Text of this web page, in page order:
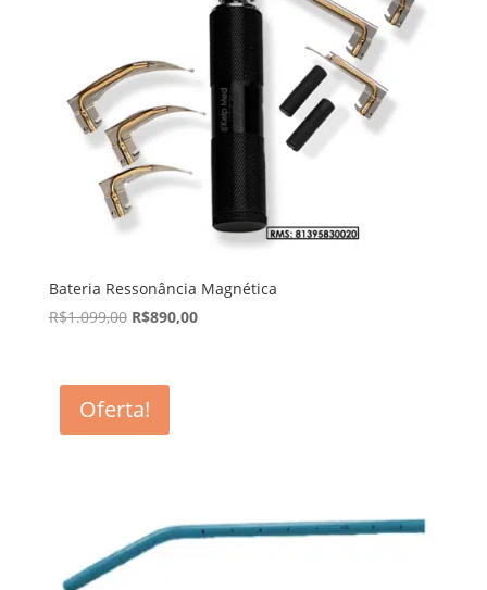
Bateria Ressonância Magnética
R$1.099,00 R$890,00
Oferta!